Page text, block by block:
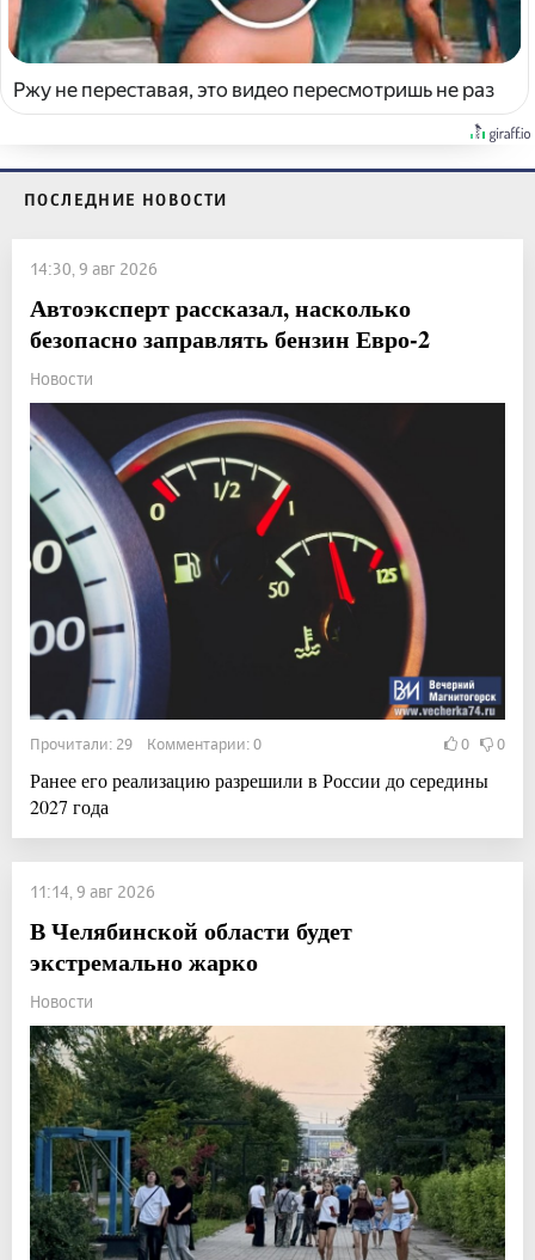
Ржу не переставая, это видео пересмотришь не раз
ПОСЛЕДНИЕ НОВОСТИ
14:30, 9 авг 2026
Автоэксперт рассказал, насколько
безопасно заправлять бензин Евро-2
Новости
Прочитали: 29 Комментарии: 0 0 0
Ранее его реализацию разрешили в России до середины
2027 года
11:14, 9 авг 2026
В Челябинской области будет
экстремально жарко
Новости